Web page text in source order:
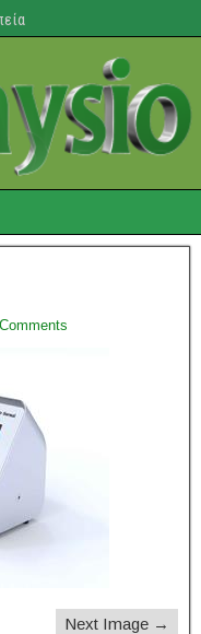
Comments
Next Image →